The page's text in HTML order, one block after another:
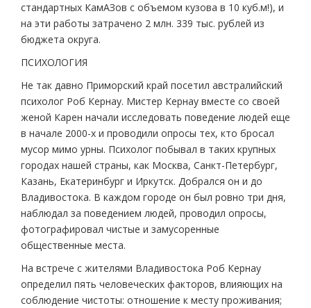
стандартных КамАЗов с объемом кузова в 10 куб.м!), и
на эти работы затрачено 2 млн. 339 тыс. рублей из
бюджета округа.
ПСИХОЛОГИЯ
Не так давно Приморский край посетил австралийский
психолог Роб Кернау. Мистер Кернау вместе со своей
женой Карен начали исследовать поведение людей еще
в начале 2000-х и проводили опросы тех, кто бросал
мусор мимо урны. Психолог побывал в таких крупных
городах нашей страны, как Москва, Санкт-Петербург,
Казань, Екатеринбург и Иркутск. Добрался он и до
Владивостока. В каждом городе он был ровно три дня,
наблюдал за поведением людей, проводил опросы,
фотографировал чистые и замусоренные
общественные места.
На встрече с жителями Владивостока Роб Кернау
определил пять человеческих факторов, влияющих на
соблюдение чистоты: отношение к месту проживания;